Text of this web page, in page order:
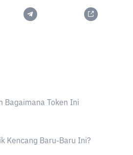
Bagaimana Token Ini
Kencang Baru-Baru Ini?